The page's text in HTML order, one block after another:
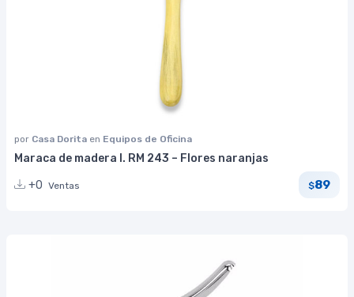
por Casa Dorita en Equipos de Oficina
Maraca de madera I. RM 243 – Flores naranjas
+0 Ventas $89